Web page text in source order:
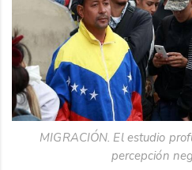
MIGRACIÓN. El estudio
percepción